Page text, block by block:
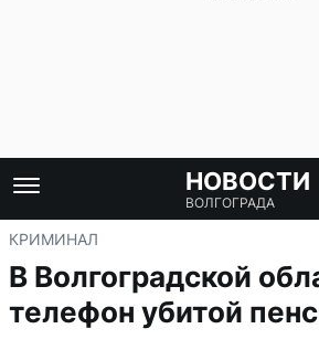
НОВОСТИ
ВОЛГОГРАДА
КРИМИНАЛ
В Волгоградской
телефон убитой